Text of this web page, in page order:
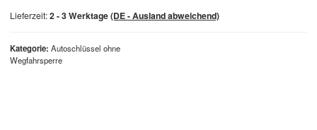
Kategorie Autoschlüssel ohne
Wegfahrsperre
Lieferzeit:2 - 3 Werktage(DE - Ausland abweichend)